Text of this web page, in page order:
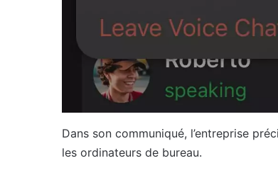
Dans son communiqué, l’entreprise
les ordinateurs de bureau.